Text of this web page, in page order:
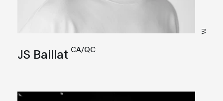
VJ
JS Baillat CA/QC